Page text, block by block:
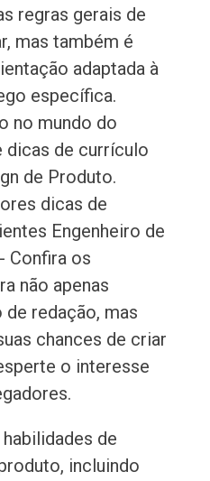
regras gerais de
mas também é
adaptada à
específica.
no mundo do
dicas de currículo
de Produto.
dicas de
Engenheiro de
Confira os
não apenas
redação, mas
chances de criar
o interesse
de
incluindo